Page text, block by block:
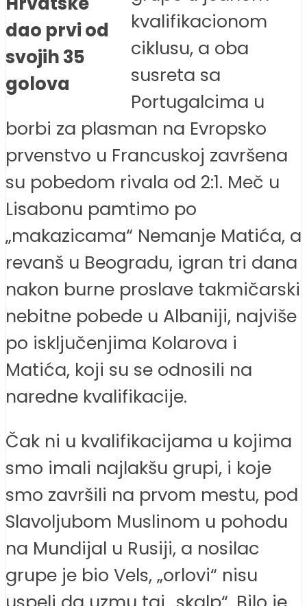
dao prvi od
svojih 35
golova
kvalifikacionom
ciklusu, a oba
susreta sa
Portugalcima u
borbi za plasman na Evropsko
prvenstvo u Francuskoj završena
su pobedom rivala od 2:1. Meč u
Lisabonu pamtimo po
„makazicama“ Nemanje Matića, a
revanš u Beogradu, igran tri dana
nakon burne proslave takmičarski
nebitne pobede u Albaniji, najviše
po isključenjima Kolarova i
Matića, koji su se odnosili na
naredne kvalifikacije.
Čak ni u kvalifikacijama u kojima
smo imali najlakšu grupi, i koje
smo završili na prvom mestu, pod
Slavoljubom Muslinom u pohodu
na Mundijal u Rusiji, a nosilac
grupe je bio Vels, „orlovi“ nisu